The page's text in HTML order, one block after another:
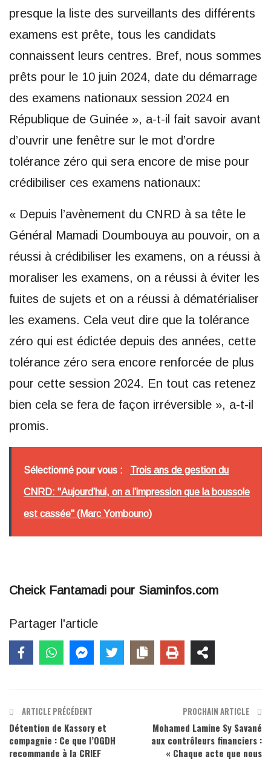
presque la liste des surveillants des différents
examens est prête, tous les candidats
connaissent leurs centres. Bref, nous sommes
prêts pour le 10 juin 2024, date du démarrage
des examens nationaux session 2024 en
République de Guinée », a-t-il fait savoir avant
d’ouvrir une fenêtre sur le mot d’ordre
tolérance zéro qui sera encore de mise pour
crédibiliser ces examens nationaux:
« Depuis l’avènement du CNRD à sa tête le
Général Mamadi Doumbouya au pouvoir, on a
réussi à crédibiliser les examens, on a réussi à
moraliser les examens, on a réussi à éviter les
fuites de sujets et on a réussi à dématérialiser
les examens. Cela veut dire que la tolérance
zéro qui est édictée depuis des années, cette
tolérance zéro sera encore renforcée de plus
pour cette session 2024. En tout cas retenez
bien cela se fera de façon irréversible », a-t-il
promis.
Sélectionné pour vous : Trois ans de gestion du
CNRD: "Aujourd’hui, on a l’impression que la boussole
est cassée" (Marc Yombouno)
Cheick Fantamadi pour Siaminfos.com
Partager l'article
ARTICLE PRÉCÉDENT
Détention de Kassory et
compagnie : Ce que l’OGDH
recommande à la CRIEF
PROCHAIN ARTICLE
Mohamed Lamine Sy Savané
aux contrôleurs financiers :
« Chaque acte que nous